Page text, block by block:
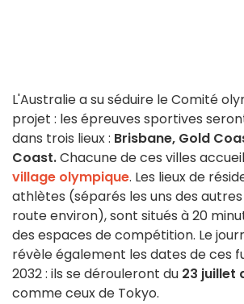
L'Australie a su séduire le Comité
projet : les épreuves sportives
dans trois lieux : Brisbane, Gold
Coast.Chacune de ces villes
village olympique. Les lieux de
athlètes (séparés les uns des
route environ), sont situés à 20
des espaces de compétition. Le
révèle également les dates de ces
2032 : ils se dérouleront du 23 juillet
comme ceux de Tokyo.